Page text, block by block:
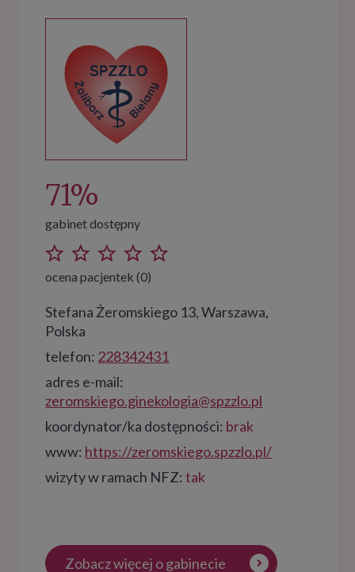
71%
gabinet dostępny
ocena pacjentek (0)
Stefana Żeromskiego 13, Warszawa,
Polska
telefon: 228342431
adres e-mail:
zeromskiego.ginekologia@spzzlo.pl
koordynator/ka dostępności: brak
www: https://zeromskiego.spzzlo.pl/
wizyty w ramach NFZ:tak
Zobacz więcej o gabinecie